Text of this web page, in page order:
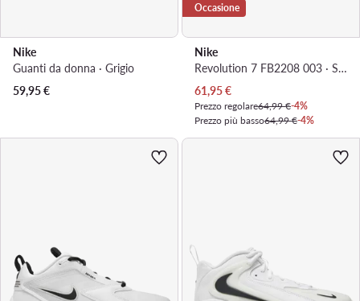
Nike
Guanti da donna · Grigio
59,95€
Occasione
Nike
Revolution 7 FB2208 003 · Scarpe running
Prezzo attuale
61,95€
Prezzo regolare64,99 €-4%
Prezzo più basso64,99 €-4%